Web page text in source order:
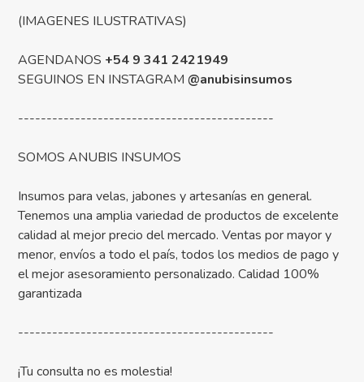
(IMAGENES ILUSTRATIVAS)
AGENDANOS +54 9 341 2421949
SEGUINOS EN INSTAGRAM@anubisinsumos
---------------------------------------------
SOMOS ANUBIS INSUMOS
Insumos para velas, jabones y artesanías en general.
Tenemos una amplia variedad de productos de excelente
calidad al mejor precio del mercado. Ventas por mayor y
menor, envíos a todo el país, todos los medios de pago y
el mejor asesoramiento personalizado. Calidad 100%
garantizada
---------------------------------------------
¡Tu consulta no es molestia!